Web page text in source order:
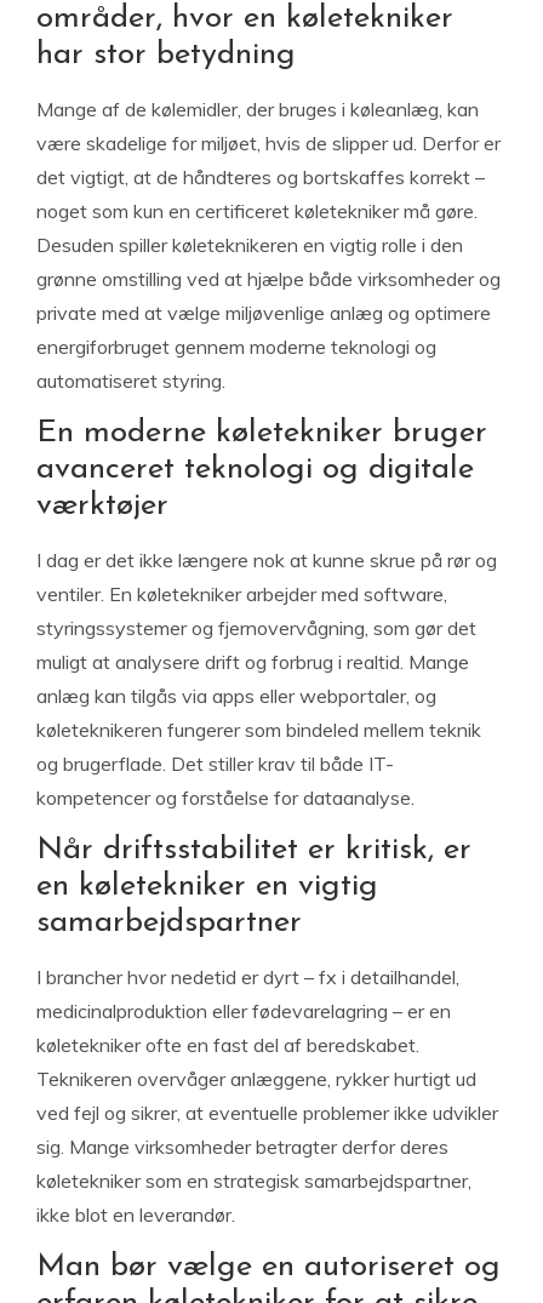
områder, hvor en køletekniker
har stor betydning
Mange af de kølemidler, der bruges i køleanlæg, kan
være skadelige for miljøet, hvis de slipper ud. Derfor er
det vigtigt, at de håndteres og bortskaffes korrekt –
noget som kun en certificeret køletekniker må gøre.
Desuden spiller køleteknikeren en vigtig rolle i den
grønne omstilling ved at hjælpe både virksomheder og
private med at vælge miljøvenlige anlæg og optimere
energiforbruget gennem moderne teknologi og
automatiseret styring.
En moderne køletekniker bruger
avanceret teknologi og digitale
værktøjer
I dag er det ikke længere nok at kunne skrue på rør og
ventiler. En køletekniker arbejder med software,
styringssystemer og fjernovervågning, som gør det
muligt at analysere drift og forbrug i realtid. Mange
anlæg kan tilgås via apps eller webportaler, og
køleteknikeren fungerer som bindeled mellem teknik
og brugerflade. Det stiller krav til både IT-
kompetencer og forståelse for dataanalyse.
Når driftsstabilitet er kritisk, er
en køletekniker en vigtig
samarbejdspartner
I brancher hvor nedetid er dyrt – fx i detailhandel,
medicinalproduktion eller fødevarelagring – er en
køletekniker ofte en fast del af beredskabet.
Teknikeren overvåger anlæggene, rykker hurtigt ud
ved fejl og sikrer, at eventuelle problemer ikke udvikler
sig. Mange virksomheder betragter derfor deres
køletekniker som en strategisk samarbejdspartner,
ikke blot en leverandør.
Man bør vælge en autoriseret og